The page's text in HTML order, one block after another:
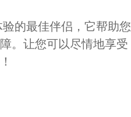
的最佳伴侣，它帮助您
。让您可以尽情地享受